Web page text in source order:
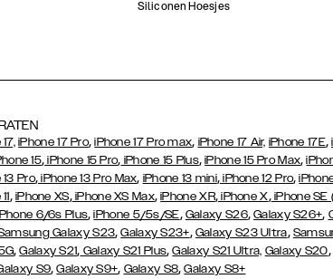
Siliconen Hoesjes
iPhone 17 Pro,iPhone 17 Pro max, iPhone 17 Air, iPhone 17E,
15, iPhone 15 Pro, iPhone 15 Plus,iPhone 15 Pro Max,
Pro, iPhone 13 Pro Max, iPhone 13 mini,iPhone 12 Pro,
, iPhone XS,iPhone XS Max,iPhone XR,iPhone X,iPhone
6/6s Plus,iPhone 5/5s/SE, Galaxy S26,Galaxy S26+,
Galaxy S23,Galaxy S23+, Galaxy S23 Ultra,
,Galaxy S21, Galaxy S21 Plus,Galaxy S21 Ultra, Galaxy S20,
S9,Galaxy S9+, Galaxy S8,Galaxy S8+